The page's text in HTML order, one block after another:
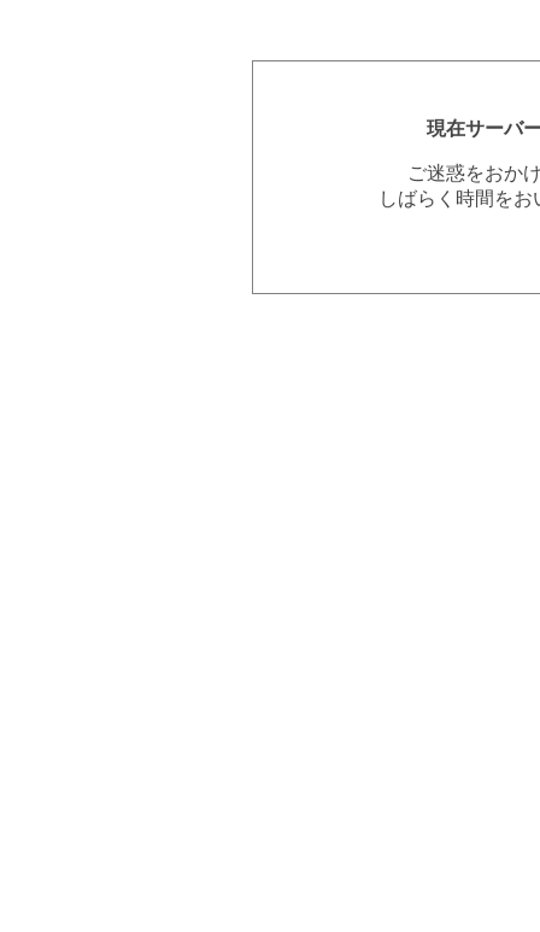
現在サーバ
ご迷惑をおか
しばらく時間を